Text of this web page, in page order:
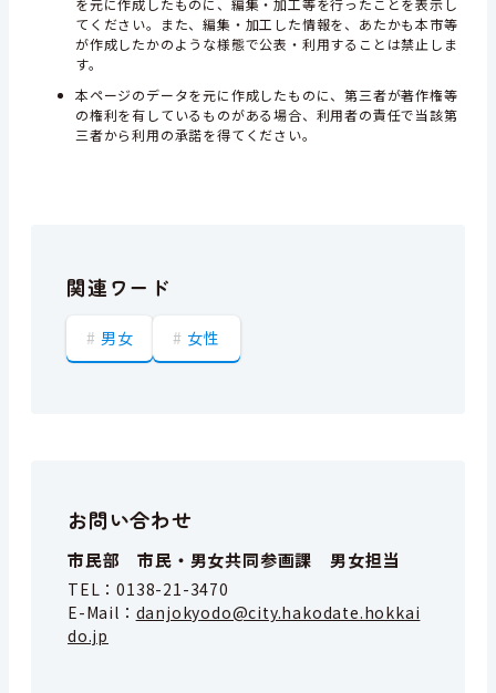
てください。また、編集・加工した情報を、あたかも本市等
が作成したかのような様態で公表・利用することは禁止しま
す。
本ページのデータを元に作成したものに、第三者が著作権等
の権利を有しているものがある場合、利用者の責任で当該第
三者から利用の承諾を得てください。
関連ワード
男女 女性
お問い合わせ
市民部 市民・男女共同参画課 男女担当
TEL：0138-21-3470
E-Mail： danjokyodo@city.hakodate.hokkai
do.jp